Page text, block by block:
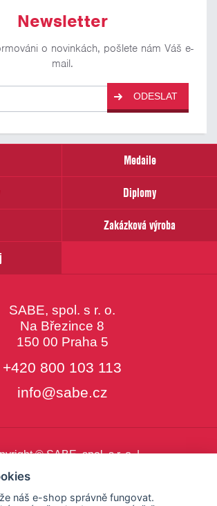
Newsletter
o novinkách, pošlete nám Váš e-
mail.
ODESLAT
Medaile
Diplomy
Zakázková výroba
SABE, spol. s r. o.
Na Březince 8
150 00 Praha 5
+420 800 103 113
info@sabe.cz
© SABE, spol. s r. o. |
náš e-shop správně fungovat.